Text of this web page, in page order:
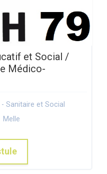
et Social /
Médico-
Sanitaire et Social
Melle